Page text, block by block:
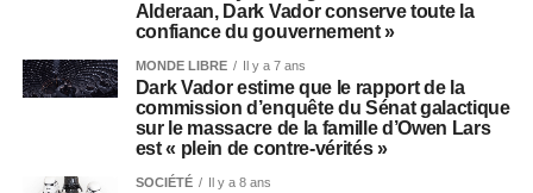
Alderaan, Dark Vador conserve toute la
confiance du gouvernement »
MONDE LIBRE Il y a 7 ans
Dark Vador estime que le rapport de la
commission d’enquête du Sénat galactique
sur le massacre de la famille d’Owen Lars
est « plein de contre-vérités »
SOCIÉTÉ Il y a 8 ans